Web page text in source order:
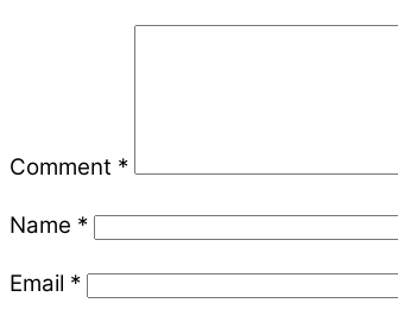
Comment *
Name *
Email *